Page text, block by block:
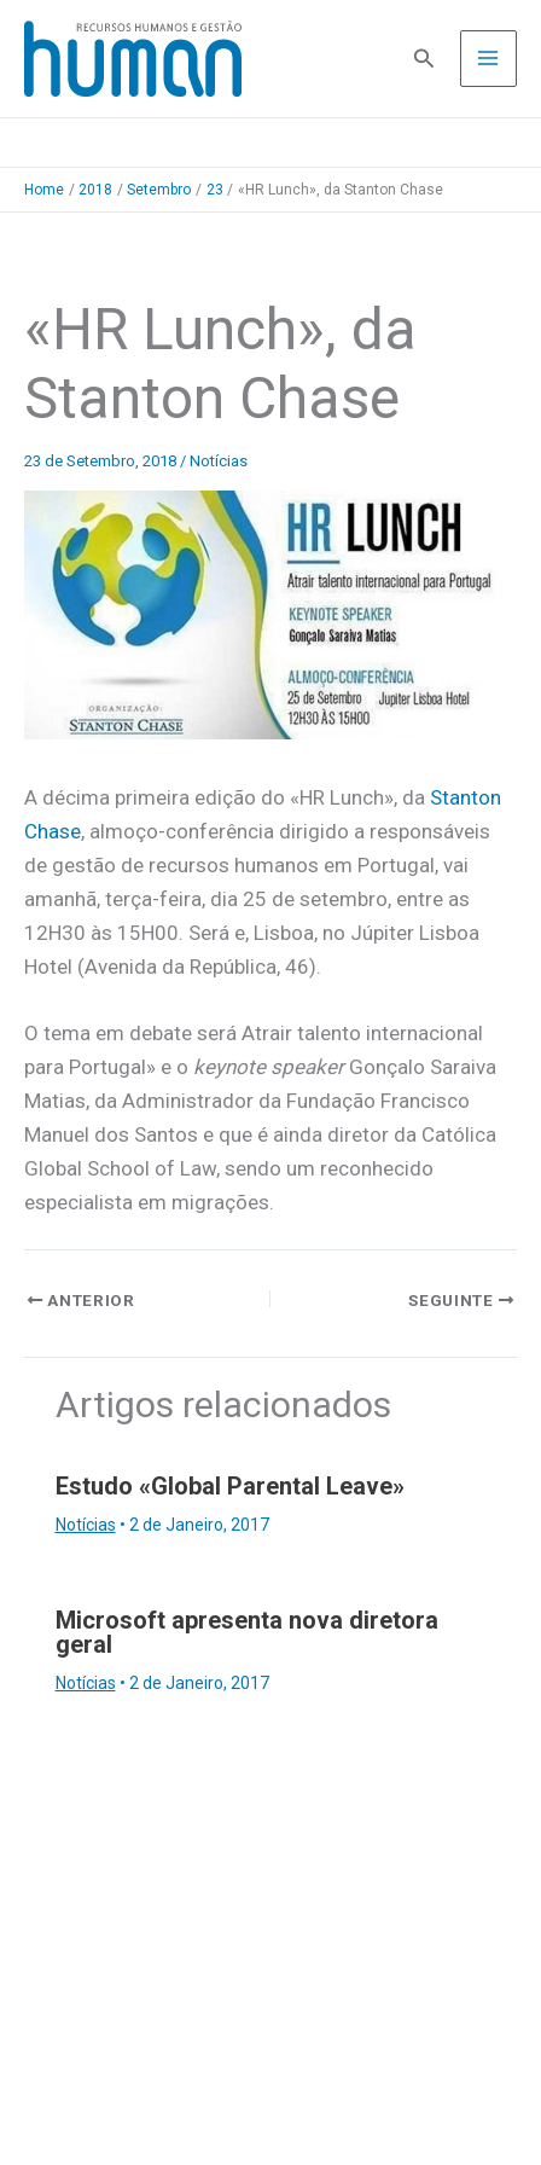
Skip
content
Pesquisa
Home 2018 Setembro 23 «HR Lunch», da Stanton Chase
«HR Lunch», da
Stanton Chase
23 de Setembro, 2018 / Notícias
A décima primeira edição do «HR Lunch», da Stanton
Chase, almoço-conferência dirigido a responsáveis
de gestão de recursos humanos em Portugal, vai
amanhã, terça-feira, dia 25 de setembro, entre as
12H30 às 15H00. Será e, Lisboa, no Júpiter Lisboa
Hotel (Avenida da República, 46).
O tema em debate será Atrair talento internacional
para Portugal» e o keynote speakerGonçalo Saraiva
Matias, da Administrador da Fundação Francisco
Manuel dos Santos e que é ainda diretor da Católica
Global School of Law, sendo um reconhecido
especialista em migrações.
ANTERIOR SEGUINTE
Artigos relacionados
Estudo «Global Parental Leave»
Notícias • 2 de Janeiro, 2017
Microsoft apresenta nova diretora
geral
Notícias • 2 de Janeiro, 2017